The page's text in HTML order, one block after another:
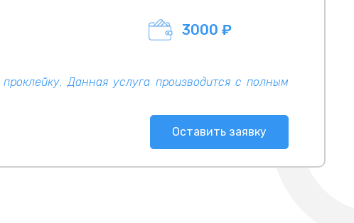
3000 ₽
Данная услуга производится с полным
Оставить заявку